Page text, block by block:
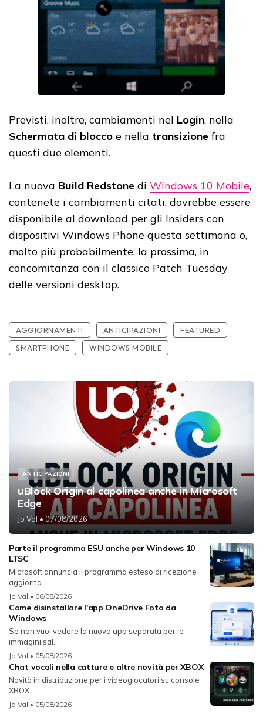
Previsti, inoltre, cambiamenti nel Login, nella
Schermata di blocco e nella transizione fra
questi due elementi.
La nuova Build Redstone di Windows 10 Mobile,
contenete i cambiamenti citati, dovrebbe essere
disponibile al download per gli Insiders con
dispositivi Windows Phone questa settimana o,
molto più probabilmente, la prossima, in
concomitanza con il classico Patch Tuesday
delle versioni desktop.
AGGIORNAMENTI ANTICIPAZIONI
FEATURED
SMARTPHONE
WINDOWS MOBILE
ANTICIPAZIONI
uBlock Origin al capolinea anche in Microsoft
Edge
Jo Val • 07/08/2026
Parte il programma ESU anche per Windows 10
LTSC
Microsoft annuncia il programma esteso di ricezione
aggiorna...
Jo Val • 06/08/2026
Come disinstallare l'app OneDrive Foto da
Windows
Se non vuoi vedere la nuova app separata per le
immagini sal...
Jo Val • 05/08/2026
Chat vocali nella catture e altre novità per XBOX
Novità in distribuzione per i videogiocatori su console
XBOX...
Jo Val • 05/08/2026